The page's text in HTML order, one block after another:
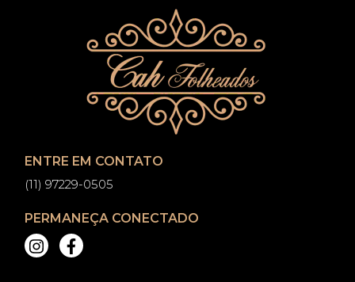
ENTRE EM CONTATO
(11) 97229-0505
PERMANEÇA CONECTADO